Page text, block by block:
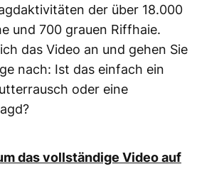
der über 18.000
und 700 grauen Riffhaie.
das Video an und gehen Sie
nach: Ist das einfach ein
oder eine
das vollständige Video auf